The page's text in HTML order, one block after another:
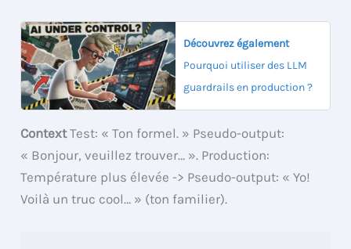
Découvrez également
Pourquoi utiliser des LLM
guardrails en production ?
ContextTest: « Ton formel. » Pseudo-output:
« Bonjour, veuillez trouver… ». Production:
Température plus élevée -> Pseudo-output: « Yo!
Voilà un truc cool… » (ton familier).